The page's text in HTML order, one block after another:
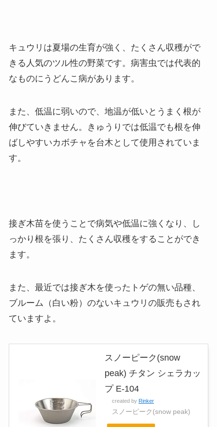
キュウリは夏場の生育が強く、たくさん収穫がで
きる人気のツル性の野菜です。 病害虫では代表的
なものにうどんこ病があります。
また、 低温に弱いので、地温が低いとうまく根が
伸びていきません。きゅうりでは低温でも根を伸
ばしやすいカボチャを台木として使用されていま
す。
接ぎ木苗を使うことで病気や低温に強くなり、し
っかり根を張り、たくさん収穫をすることができ
ます。
また、最近では接ぎ木を使ったトゲの無い品種、
ブルーム（白い粉）のないキュウリの販売もされ
ていますよ。
スノーピーク(snow
peak) チタン シェラカッ
プ E-104
created by Rinker
スノーピーク(snow peak)